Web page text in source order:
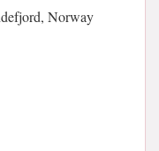
Norway